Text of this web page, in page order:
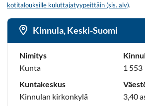
kotitalouksille kuluttajatyypeittäin (sis. alv).
Kinnula, Keski-Suomi
Nimitys
Kunta
Kuntakeskus
Kinnulan kirkonkylä
1 553
3,40